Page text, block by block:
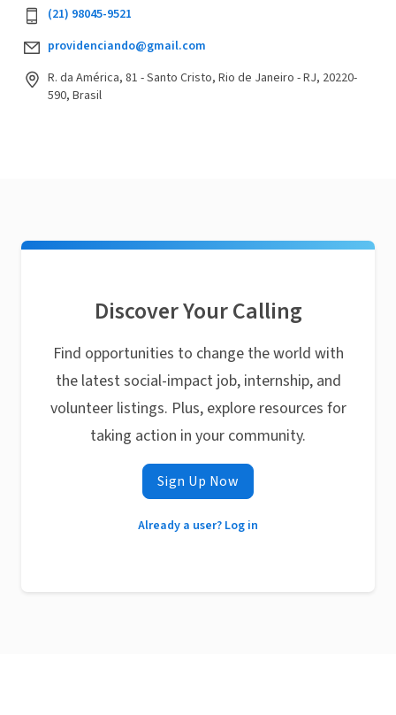
(21) 98045-9521
providenciando@gmail.com
R. da América, 81 - Santo Cristo, Rio de Janeiro - RJ, 20220-
590, Brasil
Discover Your Calling
Find opportunities to change the world with
the latest social-impact job, internship, and
volunteer listings. Plus, explore resources for
taking action in your community.
Sign Up Now
Already a user? Log in